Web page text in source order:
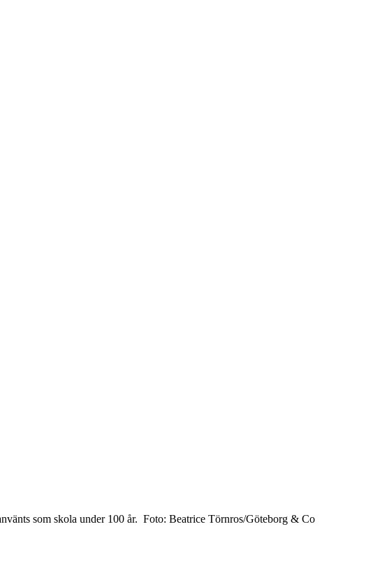
som skola under 100 år. Foto: Beatrice Törnros/Göteborg & Co